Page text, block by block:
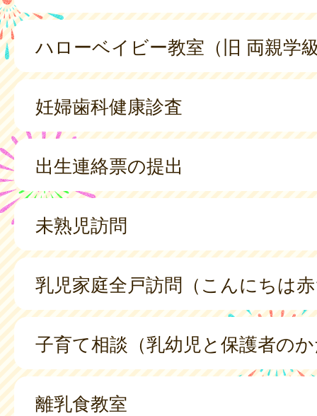
ハローベイビー教室（旧 両親学
妊婦歯科健康診査
出生連絡票の提出
未熟児訪問
乳児家庭全戸訪問（こんにちは
子育て相談（乳幼児と保護者の
離乳食教室